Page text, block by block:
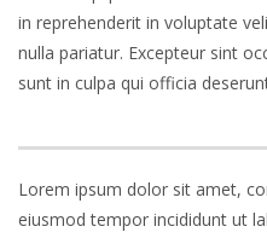
in reprehenderit in voluptate
nulla pariatur. Excepteur sint
sunt in culpa qui officia
Lorem ipsum dolor sit amet,
eiusmod tempor incididunt ut